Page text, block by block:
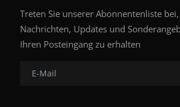
Treten Sie unserer Abonnentenliste
Nachrichten, Updates und
Ihren Posteingang zu erhalten